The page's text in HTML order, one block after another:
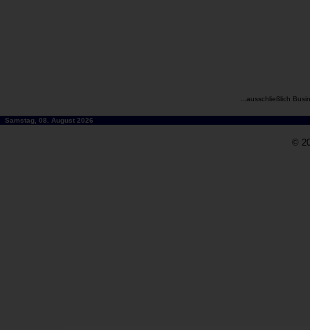
...ausschließlich
Samstag, 08. August 2026
©